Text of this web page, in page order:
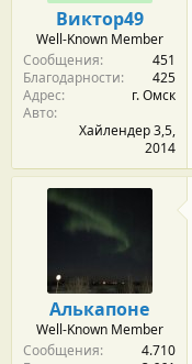
Виктор49
Well-Known Member
Сообщения
451
Благодарности
425
Адрес
г. Омск
Авто
Хайлендер 3,5,
2014
Алькапоне
Well-Known Member
Сообщения
4.710